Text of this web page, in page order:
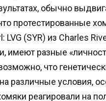
обычно
протестированные
(SYR) из Charles
имеют разные
что
различные условия,
реагировали на